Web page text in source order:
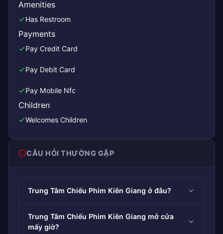
Amenities
Has Restroom
Payments
Pay Credit Card
Pay Debit Card
Pay Mobile Nfc
Children
Welcomes Children
CÂU HỎI THƯỜNG GẶP
Trung Tâm Chiếu Phim Kiên Giang ở đâu?
Trung Tâm Chiếu Phim Kiên Giang mở cửa
mấy giờ?